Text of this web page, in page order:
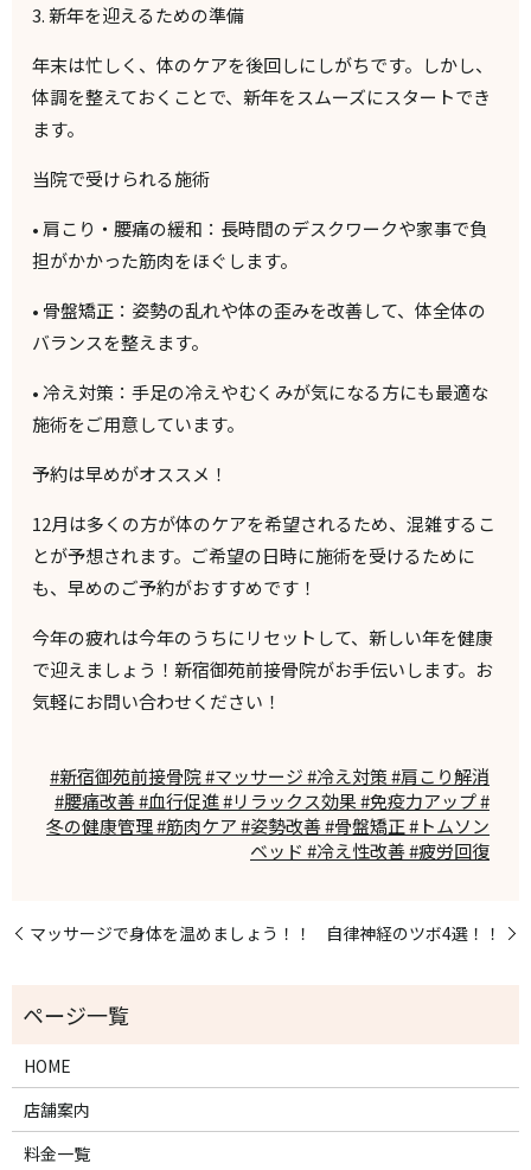
3. 新年を迎えるための準備
年末は忙しく、体のケアを後回しにしがちです。しかし、
体調を整えておくことで、新年をスムーズにスタートでき
ます。
当院で受けられる施術
• 肩こり・腰痛の緩和 ：長時間のデスクワークや家事で負
担がかかった筋肉をほぐします。
• 骨盤矯正 ：姿勢の乱れや体の歪みを改善して、体全体の
バランスを整えます。
• 冷え対策 ：手足の冷えやむくみが気になる方にも最適な
施術をご用意しています。
予約は早めがオススメ！
12月は多くの方が体のケアを希望されるため、混雑するこ
とが予想されます。ご希望の日時に施術を受けるために
も、早めのご予約がおすすめです！
今年の疲れは今年のうちにリセットして、新しい年を健康
で迎えましょう！新宿御苑前接骨院がお手伝いします。お
気軽にお問い合わせください！
#新宿御苑前接骨院 #マッサージ #冷え対策 #肩こり解消
#腰痛改善 #血行促進 #リラックス効果 #免疫力アップ #
冬の健康管理 #筋肉ケア #姿勢改善 #骨盤矯正 #トムソン
ベッド #冷え性改善 #疲労回復
マッサージで身体を温めましょう！！ 自律神経のツボ4選！！
HOME
店舗案内
料金一覧